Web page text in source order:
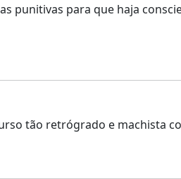
punitivas para que haja
tão retrógrado e machista